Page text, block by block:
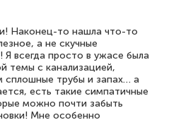
Наконец-то нашла что-то
а не скучные
Я всегда просто в ужасе была
темы с канализацией,
сплошные трубы и запах… а
есть такие симпатичные
можно почти забыть
Мне особенно